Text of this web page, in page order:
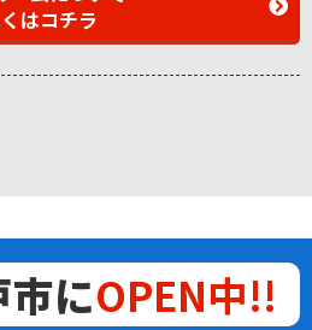
はコチラ
にOPEN中!!